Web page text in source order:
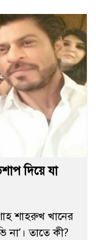
দিয়ে যা
শাহরুখ খানের
না’। তাতে কী?